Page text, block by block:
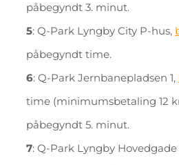
påbegyndt 3. minut.
5: Q-Park Lyngby City P-hus,
påbegyndt time.
6: Q-Park Jernbanepladsen 1,
time (minimumsbetaling 12
påbegyndt 5. minut.
7: Q-Park Lyngby Hovedgade